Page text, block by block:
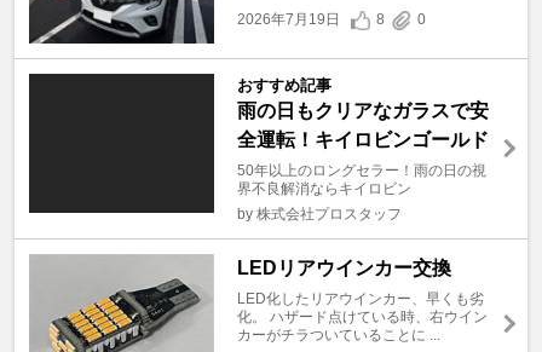
2026年7月19日
8 0
おすすめ記事
雨の日もクリアなガラスで安
全運転！キイロビンゴールド
50年以上のロングセラー！雨の日の視
界不良解消ならキイロビン
by 株式会社プロスタッフ
LEDリアウインカー交換
LED化したリアウインカー、早くも劣
化。 ハザード点けている時、右ウイン
カーがチラついていることに ...